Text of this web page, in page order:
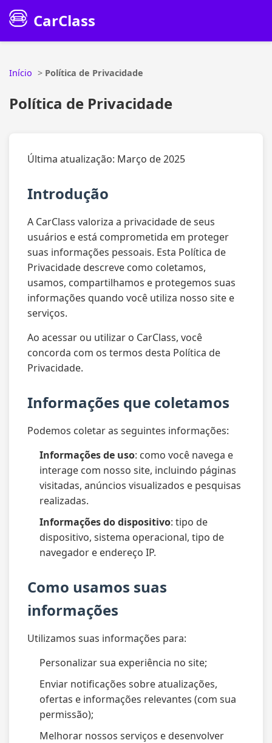
CarClass
Início > Política de Privacidade
Política de Privacidade
Última atualização: Março de 2025
Introdução
A CarClass valoriza a privacidade de seus
usuários e está comprometida em proteger
suas informações pessoais. Esta Política de
Privacidade descreve como coletamos,
usamos, compartilhamos e protegemos suas
informações quando você utiliza nosso site e
serviços.
Ao acessar ou utilizar o CarClass, você
concorda com os termos desta Política de
Privacidade.
Informações que coletamos
Podemos coletar as seguintes informações:
Informações de uso: como você navega e
interage com nosso site, incluindo páginas
visitadas, anúncios visualizados e pesquisas
realizadas.
Informações do dispositivo: tipo de
dispositivo, sistema operacional, tipo de
navegador e endereço IP.
Como usamos suas
informações
Utilizamos suas informações para:
Personalizar sua experiência no site;
Enviar notificações sobre atualizações,
ofertas e informações relevantes (com sua
permissão);
Melhorar nossos serviços e desenvolver